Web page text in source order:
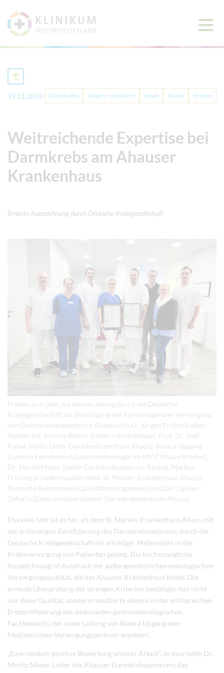
19.11.2024 Darmkrebs Magen- und Darm News Ahaus Vreden
Weitreichende Expertise bei
Darmkrebs am Ahauser
Krankenhaus
Erneute Auszeichnung durch Deutsche Krebsgesellschaft
Freuen sich über die Auszeichnung durch die Deutsche
Krebsgesellschaft als Bestätigung der hervorragenden Versorgung
von Darmkrebspatienten in Ahaus (v.l.n.r.): Jürgen Probst (Leiter
Station 4a), Simone Rölver (Leiterin Endoskopie), Prof. Dr. Iyad
Kabar (stellv. Leiter Darmkrebszentrum Ahaus), Bianca Upgang
(Leiterin Fachbereich Gastroenterologie im MVZ Ahaus-Vreden),
Dr. Moritz Meyer (Leiter Darmkrebszentrum Ahaus), Markus
Frieling (Krankenhausdirektor St. Marien-Krankenhaus Ahaus),
Natascha Bahnemann (Qualitätsmanagement) und Dr. Ciprian
Zaharia (Zentrumskoordinator Darmkrebszentrum Ahaus).
Etwa ein Jahr ist es her, als dem St. Marien-Krankenhaus Ahaus mit
der erstmaligen Zertifizierung des Darmkrebszentrums durch die
Deutsche Krebsgesellschaft ein wichtiger Meilenstein in der
Krebsversorgung von Patienten gelang. Die höchstmögliche
Auszeichnung ist Ausdruck der außergewöhnlichen onkologischen
Versorgungsqualität, die das Ahauser Krankenhaus bietet. Die
erneute Überprüfung der strengen Kriterien bestätigte nun nicht
nur diese Qualität, sondern resultierte ebenso in der erfolgreichen
Erstzertifizierung des ambulanten gastroenterologischen
Fachbereichs, der unter Leitung von Bianca Upgang dem
Medizinischen Versorgungszentrum angehört.
„Eine rundum positive Bewertung unserer Arbeit“, so beurteilte Dr.
Moritz Meyer, Leiter des Ahauser Darmkrebszentrums das